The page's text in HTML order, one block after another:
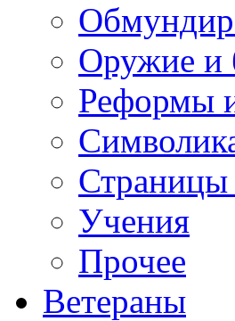
Оружие и
Реформы
Страницы
Учения
Прочее
Ветераны